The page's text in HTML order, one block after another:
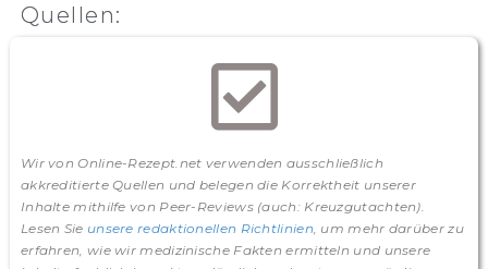
Quellen:
Wir von Online-Rezept.net verwenden ausschließlich
akkreditierte Quellen und belegen die Korrektheit unserer
Inhalte mithilfe von Peer-Reviews (auch: Kreuzgutachten).
Lesen Sie unsere redaktionellen Richtlinien , um mehr darüber zu
erfahren, wie wir medizinische Fakten ermitteln und unsere